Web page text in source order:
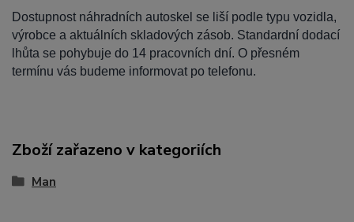
Dostupnost náhradních autoskel se liší podle typu vozidla,
výrobce a aktuálních skladových zásob. Standardní dodací
lhůta se pohybuje do 14 pracovních dní. O přesném
termínu vás budeme informovat po telefonu.
Zboží zařazeno v kategoriích
Man